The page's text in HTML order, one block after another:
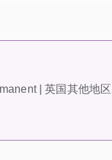
| 英国其他地